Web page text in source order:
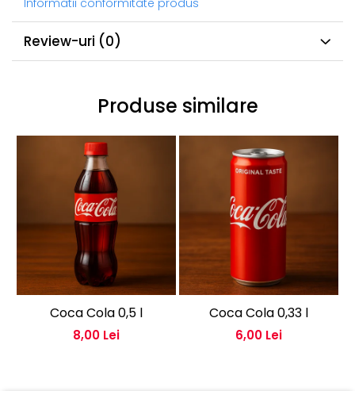
Informatii conformitate produs
Review-uri (0)
Produse similare
Coca Cola 0,5 l
8,00 Lei
Coca Cola 0,33 l
6,00 Lei